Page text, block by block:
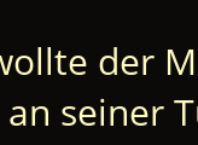
der
seiner